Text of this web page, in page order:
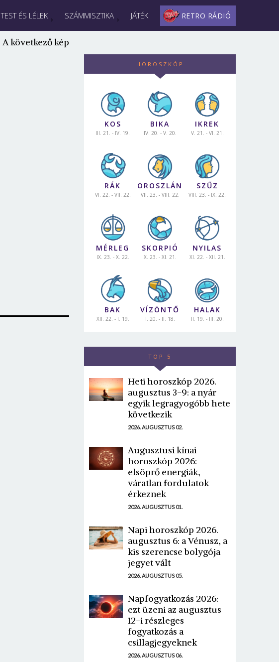
TEST ÉS LÉLEK SZÁMMISZTIKA JÁTÉK RETRO RÁDIÓ
A következő kép
HOROSZKÓP
KOS
III. 21. - IV. 19.
BIKA
IV. 20. - V. 20.
IKREK
V. 21. - VI. 21.
RÁK
VI. 22. - VII. 22.
OROSZLÁN
VII. 23. - VIII. 22.
SZŰZ
VIII. 23. - IX. 22.
MÉRLEG
IX. 23. - X. 22.
SKORPIÓ
X. 23. - XI. 21.
NYILAS
XI. 22. - XII. 21.
BAK
XII. 22. - I. 19.
VÍZÖNTŐ
I. 20. - II. 18.
HALAK
II. 19. - III. 20.
TOP 5
Heti horoszkóp 2026.
augusztus 3-9: a nyár
egyik legragyogóbb hete
következik
2026. AUGUSZTUS 02.
Augusztusi kínai
horoszkóp 2026:
elsöprő energiák,
váratlan fordulatok
érkeznek
2026. AUGUSZTUS 01.
Napi horoszkóp 2026.
augusztus 6: a Vénusz, a
kis szerencse bolygója
jegyet vált
2026. AUGUSZTUS 05.
Napfogyatkozás 2026:
ezt üzeni az augusztus
12-i részleges
fogyatkozás a
csillagjegyeknek
2026. AUGUSZTUS 06.